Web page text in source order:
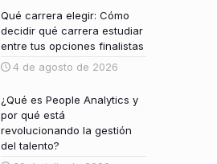
Qué carrera elegir: Cómo
decidir qué carrera estudiar
entre tus opciones finalistas
4 de agosto de 2026
¿Qué es People Analytics y
por qué está
revolucionando la gestión
del talento?